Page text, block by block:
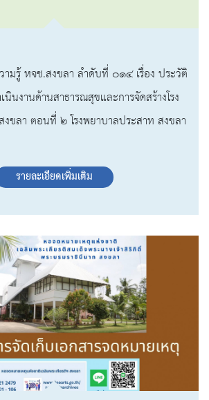
รู้ หจช.สงขลา ลำดับที่ ๐๑๔ เรื่อง ประวัติ
นงานด้านสาธารณสุขและการจัดสร้างโรง
พยาบาลในจังหวัดสงขลา ตอนที่ ๒ โรงพยาบาลประสาท สงขลา
รายละเอียดเพิ่มเติม